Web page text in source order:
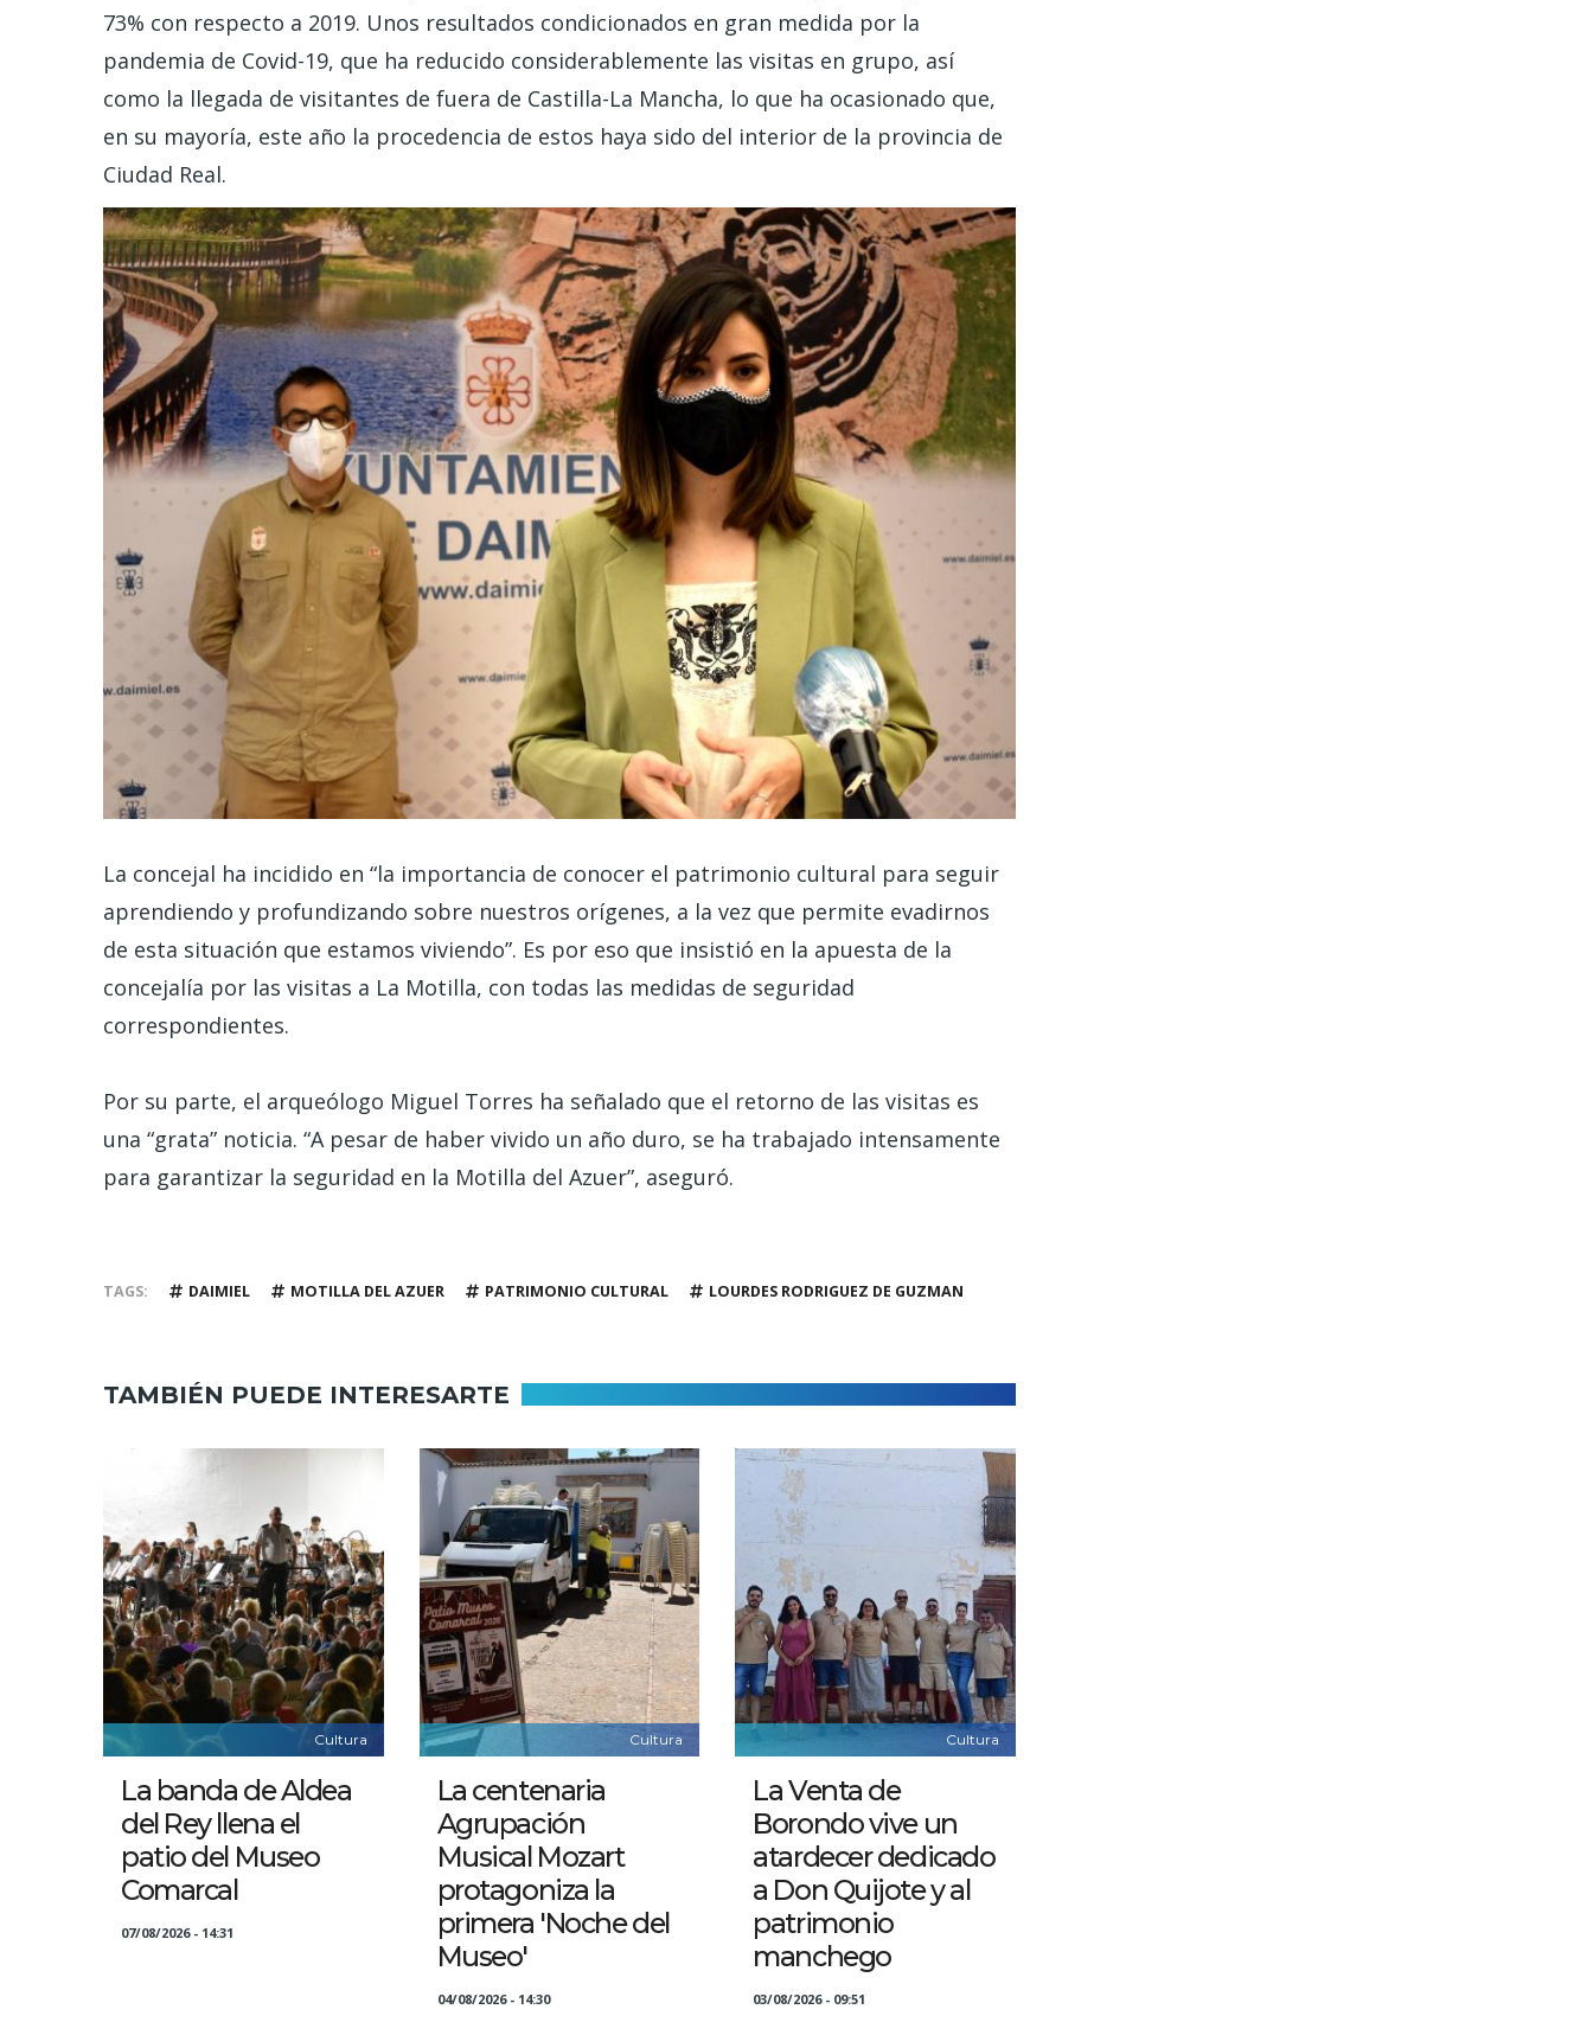
73% con respecto a 2019. Unos resultados condicionados en gran medida por la
pandemia de Covid-19, que ha reducido considerablemente las visitas en grupo, así
como la llegada de visitantes de fuera de Castilla-La Mancha, lo que ha ocasionado que,
en su mayoría, este año la procedencia de estos haya sido del interior de la provincia de
Ciudad Real.
La concejal ha incidido en “la importancia de conocer el patrimonio cultural para seguir
aprendiendo y profundizando sobre nuestros orígenes, a la vez que permite evadirnos
de esta situación que estamos viviendo”. Es por eso que insistió en la apuesta de la
concejalía por las visitas a La Motilla, con todas las medidas de seguridad
correspondientes.
Por su parte, el arqueólogo Miguel Torres ha señalado que el retorno de las visitas es
una “grata” noticia. “A pesar de haber vivido un año duro, se ha trabajado intensamente
para garantizar la seguridad en la Motilla del Azuer”, aseguró.
TAGS DAIMIEL MOTILLA DEL AZUER PATRIMONIO CULTURAL LOURDES RODRIGUEZ DE GUZMAN
TAMBIÉN PUEDE INTERESARTE
Cultura
La banda de Aldea
del Rey llena el
patio del Museo
Comarcal
07/08/2026 - 14:31
Cultura
La centenaria
Agrupación
Musical Mozart
protagoniza la
primera 'Noche del
Museo'
04/08/2026 - 14:30
Cultura
La Venta de
Borondo vive un
atardecer dedicado
a Don Quijote y al
patrimonio
manchego
03/08/2026 - 09:51